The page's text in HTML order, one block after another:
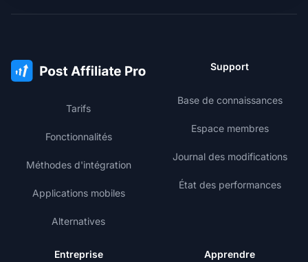
Tarifs
Fonctionnalités
Méthodes d'intégration
Applications mobiles
Alternatives
Support
Base de connaissances
Espace membres
Journal des modifications
État des performances
Entreprise Apprendre